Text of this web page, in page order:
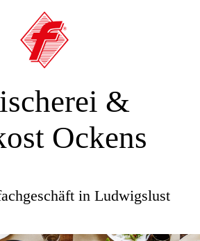
&
Ockens
in Ludwigslust